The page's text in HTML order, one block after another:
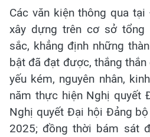
Các văn kiện thông qua
xây dựng trên cơ sở tổng
sắc, khẳng định những
bật đã đạt được, thắng thắn
yếu kém, nguyên nhân,
năm thực hiện Nghị quyết
Nghị quyết Đại hội Đảng
2025; đồng thời bám sát